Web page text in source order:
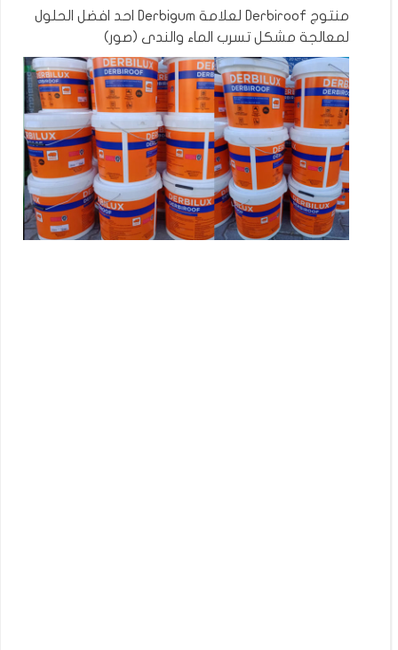
منتوج Derbiroof لعلامة Derbigum احد افضل الحلول
لمعالجة مشكل تسرب الماء والندى (صور)